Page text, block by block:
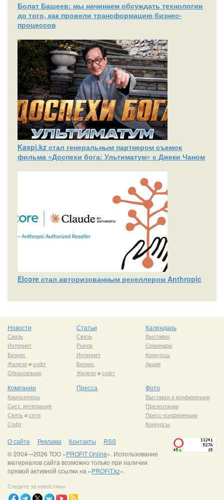
Болат Башеев: мы начинаем обсуждать технологии
до того, как провели трансформацию бизнес-
процессов
Kaspi.kz стал генеральным партнером съемок
фильма «Доспехи бога: Ультиматум» с Джеки Чаном
Elcore стал авторизованным реселлером Anthropic
Новости
Связь
Интернет
Бизнес
Железоисофт
Образование
Статьи
Связь
Рынок
Интернет
Бизнес
Железоисофт
Календарь
Выставки
Семинары
Конкурсы
Акции
Компании
Компьютеры
Сист. интеграция
Связь исети
Софт
Пресса Фото
Выставки и конференции
Презентации
Пресс-конференции
Конкурсы
О сайте Реклама Контакты
RSS
© 2004—2026 ТОО «PROFIT Online». Использование
материалов сайта возможно только при наличии
прямой активной ссылки на «PROFIT.kz».
Следите за новостями